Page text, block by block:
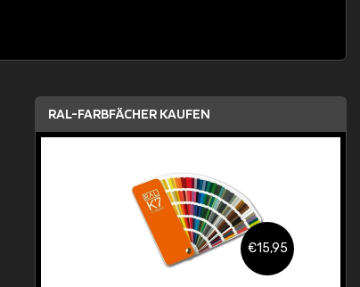
RAL-FARBFÄCHER KAUFEN
€15,95